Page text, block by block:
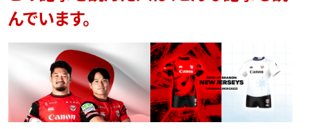
んでいます。